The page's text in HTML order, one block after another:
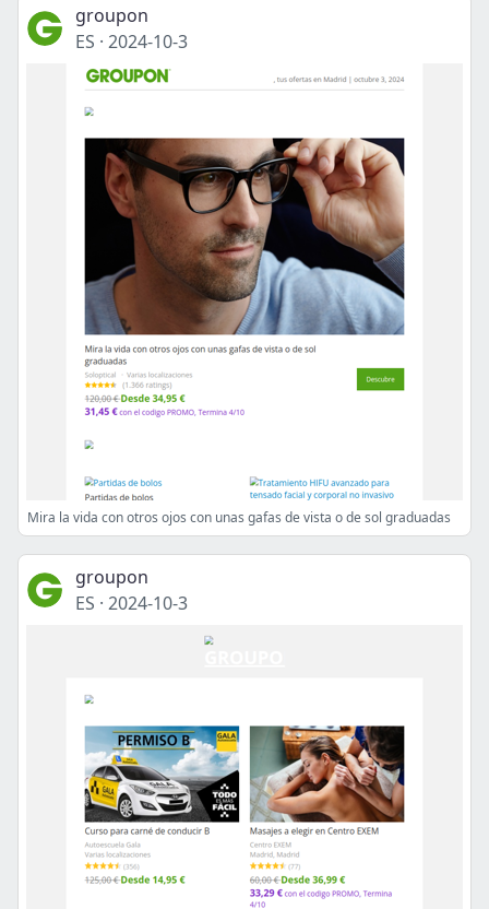
groupon
ES · 2024-10-3
Mira la vida con otros ojos con unas gafas de vista o de sol graduadas
groupon
ES · 2024-10-3